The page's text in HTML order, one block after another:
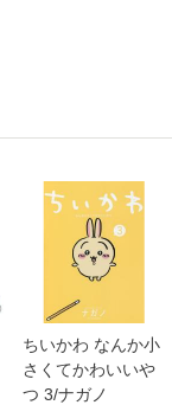
ちいかわ なんか小
さくてかわいいや
つ 3/ナガノ